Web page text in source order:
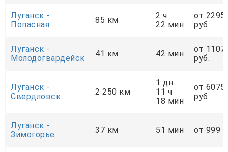
Луганск -
Попасная
85 км
2 ч
22 мин
от 2295
руб.
Луганск -
Молодогвардейск
41 км 42 мин
от 1107
руб.
Луганск -
Свердловск
2 250 км
1 дн.
11 ч
18 мин
от
руб.
Луганск -
Зимогорье
37 км 51 мин от 999